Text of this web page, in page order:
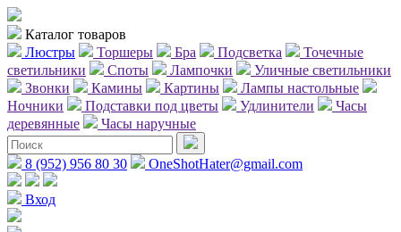
Каталог товаров
Люстры
Торшеры Бра Подсветка
Точечные
светильники
Споты Лампочки
Уличные светильники
Звонки
Камины Картины
Лампы настольные
Ночники
Подставки под цветы Удлинители
Часы
деревянные
Часы наручные
8 (952) 956 80 30 OneShotHater@gmail.com
Вход